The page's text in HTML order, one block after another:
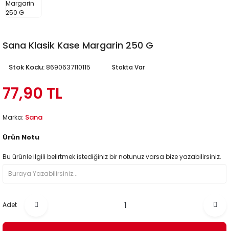
Sana Klasik Kase Margarin 250 G
Stok Kodu:8690637110115 Stokta Var
77,90 TL
Marka: Sana
Ürün Notu
Bu ürünle ilgili belirtmek istediğiniz bir notunuz varsa bize yazabilirsiniz.
Adet